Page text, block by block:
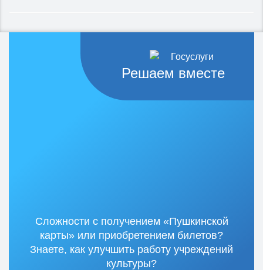
Решаем вместе
Сложности с получением «Пушкинской
карты» или приобретением билетов?
Знаете, как улучшить работу учреждений
культуры?